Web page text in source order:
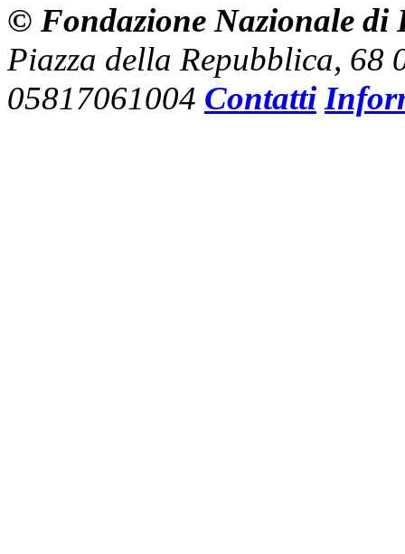
© Fondazione Nazionale di
Piazza della Repubblica, 68
05817061004 Contatti